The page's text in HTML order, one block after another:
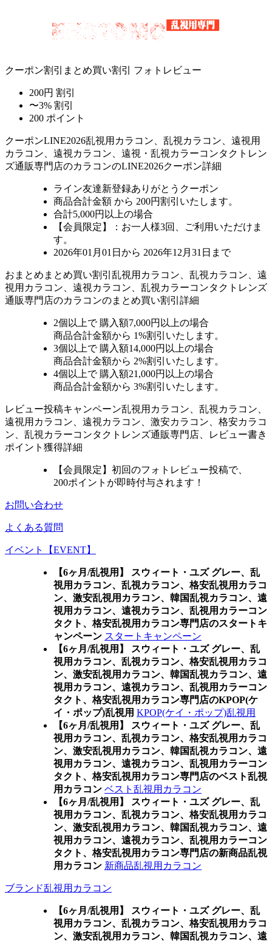
クーポン割引 まとめ買い割引 フォトレビュー
200円 割引
〜3% 割引
200 ポイント
クーポンLINE2026乱視用カラコン、乱視カラコン、遠視用
カラコン、遠視カラコン、遠視・乱視カラーコンタクトレン
ズ通販専門店のカラコンのLINE2026クーポン詳細
ライン友達新登録ありがとうクーポン
商品合計金額 から 200円割引 いたします。
合計5,000円以上の場合
【会員限定】：お一人様3回
、ご利用いただけま
す。
2026年01月01日から 2026年12月31日まで
おまとめ まとめ買い割引 乱視用カラコン、乱視カラコン、遠
視用カラコン、遠視カラコン、乱視カラーコンタクトレンズ
通販専門店のカラコンのまとめ買い割引詳細
2個 以上で 購入額7,000円以上の場合
商品合計金額から 1%割引いたします。
3個 以上で 購入額14,000円以上の場合
商品合計金額から 2%割引いたします。
4個 以上で 購入額21,000円以上の場合
商品合計金額から 3%割引いたします。
レビュー投稿キャンペーン乱視用カラコン、乱視カラコン、
遠視用カラコン、遠視カラコン、激安カラコン、格安カラコ
ン、乱視カラーコンタクトレンズ通販専門店、レビュー書き
ポイント獲得詳細
【会員限定】初回のフォトレビュー投稿で、
200ポイント が即時付与されます！
お問い合わせ
よくある質問
イベント【EVENT】
【6ヶ月/乱視用】 スウィート・ユズ グレー、乱
視用カラコン、乱視カラコン、格安乱視用カラコ
ン、激安乱視用カラコン、韓国乱視カラコン、遠
視用カラコン、遠視カラコン、乱視用カラーコン
タクト、格安乱視用カラコン専門店のスタートキ
ャンペーン スタートキャンペーン
【6ヶ月/乱視用】 スウィート・ユズ グレー、乱
視用カラコン、乱視カラコン、格安乱視用カラコ
ン、激安乱視用カラコン、韓国乱視カラコン、遠
視用カラコン、遠視カラコン、乱視用カラーコン
タクト、格安乱視用カラコン専門店のKPOP(ケ
イ・ポップ)乱視用 KPOP(ケイ・ポップ)乱視用
【6ヶ月/乱視用】 スウィート・ユズ グレー、乱
視用カラコン、乱視カラコン、格安乱視用カラコ
ン、激安乱視用カラコン、韓国乱視カラコン、遠
視用カラコン、遠視カラコン、乱視用カラーコン
タクト、格安乱視用カラコン専門店のベスト乱視
用カラコン ベスト乱視用カラコン
【6ヶ月/乱視用】 スウィート・ユズ グレー、乱
視用カラコン、乱視カラコン、格安乱視用カラコ
ン、激安乱視用カラコン、韓国乱視カラコン、遠
視用カラコン、遠視カラコン、乱視用カラーコン
タクト、格安乱視用カラコン専門店の新商品乱視
用カラコン 新商品乱視用カラコン
ブランド乱視用カラコン
【6ヶ月/乱視用】 スウィート・ユズ グレー、乱
視用カラコン、乱視カラコン、格安乱視用カラコ
ン、激安乱視用カラコン、韓国乱視カラコン、遠